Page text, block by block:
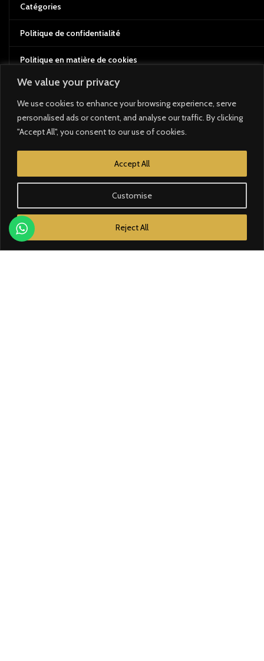
We value your privacy
We use cookies to enhance your browsing experience, serve
personalised ads or content, and analyse our traffic. By clicking
"Accept All", you consent to our use of cookies.
Customise
Reject All
Accept All
Catégories
Politique de confidentialité
Politique en matière de cookies
Conditions d'utilisation
Politique de retour et de remboursement
Contrôle d'accès
Domotique